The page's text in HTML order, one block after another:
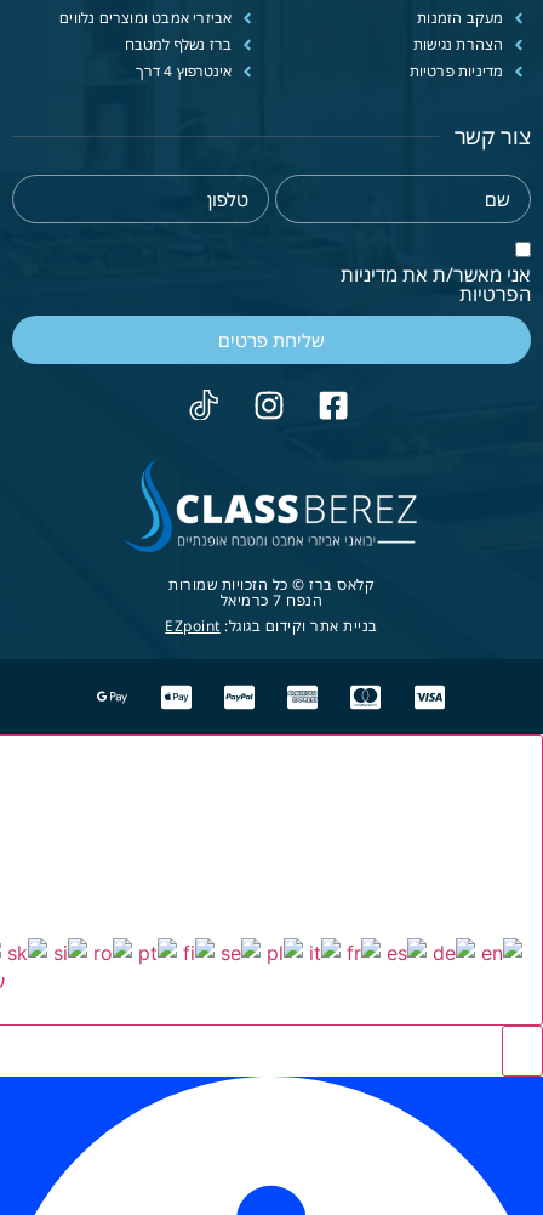
מעקב הזמנות
הצהרת נגישות
מדיניות פרטיות
אביזרי אמבט ומוצרים נלווים
ברז נשלף למטבח
אינטרפוץ 4 דרך
צור קשר
אני מאשר/ת את מדיניות
הפרטיות
שליחת פרטים
קלאס ברז © כל הזכויות שמורות
הנפח 7 כרמיאל
בניית אתר וקידום בגוגל: EZpoint